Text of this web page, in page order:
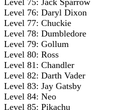
Level 76: Daryl Dixon
Level 77: Chuckie
Level 78: Dumbledore
Level 79: Gollum
Level 80: Ross
Level 81: Chandler
Level 82: Darth Vader
Level 83: Jay Gatsby
Level 84: Neo
Level 85: Pikachu